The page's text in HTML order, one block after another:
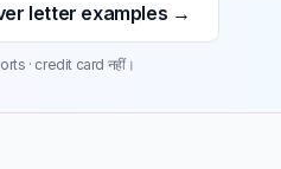
letter examples →
· credit card नहीं।